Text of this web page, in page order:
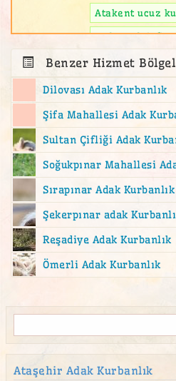
Atakent ucuz
Ordag adak
Benzer Hizmet
Dilovası Adak Kurbanlık
Şifa Mahallesi Adak
Sultan Çifliği Adak
Soğukpınar Mahallesi
Sırapınar Adak Kurbanlık
Şekerpınar adak
Reşadiye Adak Kurbanlık
Ömerli Adak Kurbanlık
Ataşehir Adak Kurbanlık